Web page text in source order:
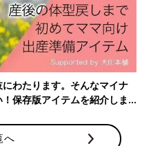
いことがありそうです。子
研究をしている東京医科歯
五十嵐多恵先生に、近視予
もの寝かしつけのときに目
っていいこと・ダメなこ
方は、子どもを近視にさせ
できることから始めてみま
わたります。そんなマイナ
保存版アイテムを紹介しま
へ